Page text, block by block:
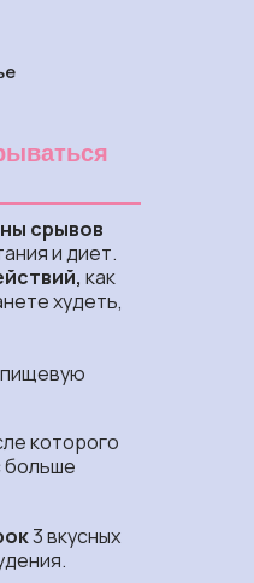
срывов
и диет.
как
худеть,
которого
больше
3 вкусных